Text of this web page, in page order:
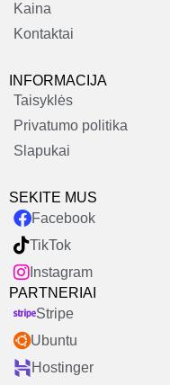
Kaina
Kontaktai
INFORMACIJA
Taisyklės
Privatumo politika
Slapukai
SEKITE MUS
Facebook
TikTok
Instagram
PARTNERIAI
Stripe
Ubuntu
Hostinger